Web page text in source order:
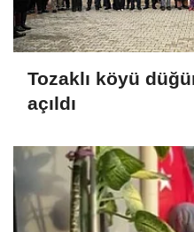
Tozaklı köyü
açıldı